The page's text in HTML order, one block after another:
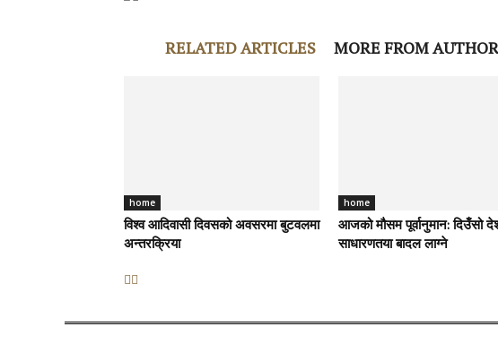
RELATED ARTICLES MORE FROM AUTHOR
home
विश्व आदिवासी दिवसको अवसरमा बुटवलमा
अन्तरक्रिया
home
आजको मौसम पूर्वानुमान: दिउँसो
साधारणतया बादल लाग्ने